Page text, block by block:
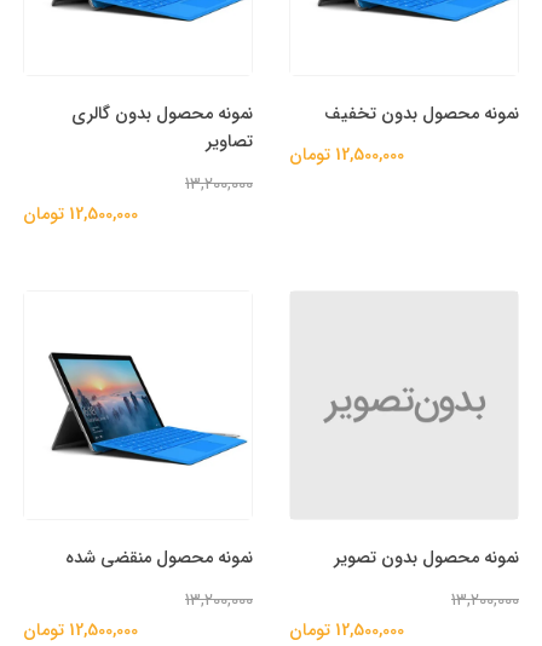
نمونه محصول بدون تخفیف
12,500,000 تومان
نمونه محصول بدون گالری
تصاویر
13,200,000
12,500,000 تومان
نمونه محصول بدون تصویر
13,200,000
12,500,000 تومان
نمونه محصول منقضی شده
13,200,000
12,500,000 تومان